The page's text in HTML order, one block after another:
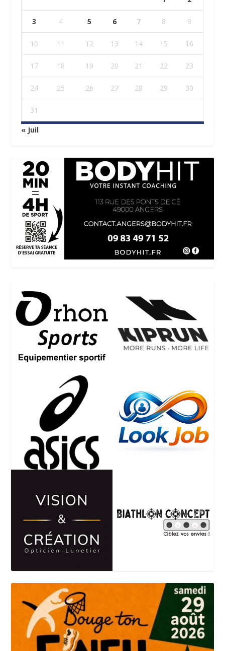
3 4 5 6 7 8 9
10 11 12 13 14 15 16
17 18 19 20 21 22 23
24 25 26 27 28 29 30
31
« Juil